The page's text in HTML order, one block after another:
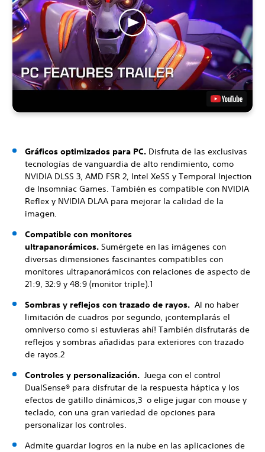
Gráficos optimizados para PC. Disfruta de las exclusivas
tecnologías de vanguardia de alto rendimiento, como
NVIDIA DLSS 3, AMD FSR 2, Intel XeSS y Temporal Injection
de Insomniac Games. También es compatible con NVIDIA
Reflex y NVIDIA DLAA para mejorar la calidad de la
imagen.
Compatible con monitores
ultrapanorámicos. Sumérgete en las imágenes con
diversas dimensiones fascinantes compatibles con
monitores ultrapanorámicos con relaciones de aspecto de
21:9, 32:9 y 48:9 (monitor triple).1
Sombras y reflejos con trazado de rayos. Al no haber
limitación de cuadros por segundo, ¡contemplarás el
omniverso como si estuvieras ahí! También disfrutarás de
reflejos y sombras añadidas para exteriores con trazado
de rayos.2
Controles y personalización. Juega con el control
DualSense® para disfrutar de la respuesta háptica y los
efectos de gatillo dinámicos,3 o elige jugar con mouse y
teclado, con una gran variedad de opciones para
personalizar los controles.
Admite guardar logros en la nube en las aplicaciones de